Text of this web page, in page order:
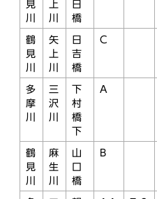
見
川
上
川
日
橋
鶴
見
川
矢
上
川
日
吉
橋
C
多
摩
川
三
沢
川
下
村
橋
下
A
鶴
見
川
麻
生
川
山
口
橋
B